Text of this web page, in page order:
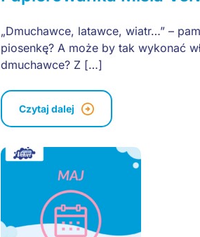
„Dmuchawce, latawce, wiatr…” –
piosenkę? A może by tak wykonać
dmuchawce? Z […]
Czytaj dalej